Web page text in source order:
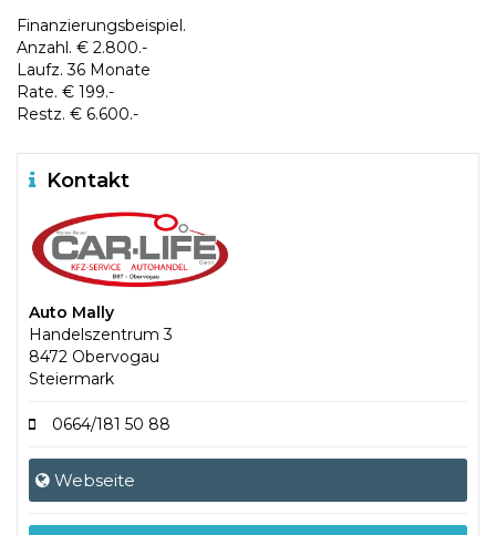
Finanzierungsbeispiel.
Anzahl. € 2.800.-
Laufz. 36 Monate
Rate. € 199.-
Restz. € 6.600.-
Kontakt
Auto Mally
Handelszentrum 3
8472 Obervogau
Steiermark
0664/181 50 88
Webseite